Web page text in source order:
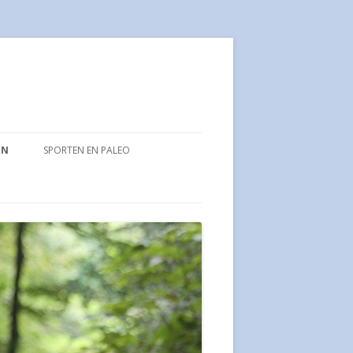
ZALM SOEP
ZONDER SUIKER
TONIJN OLIJVEN LUNCH
SPORTEN EN PALEO
DUMBELLS
KRACHTTRAINING IN COMBINATIE
MET GEZOND ETEN